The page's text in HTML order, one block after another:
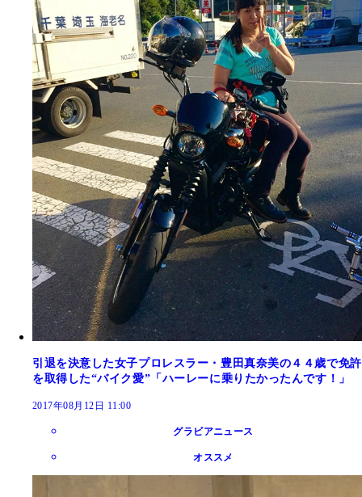
引退を決意した女子プロレスラー・豊田真奈美の４４歳で免許
を取得した“バイク愛”「ハーレーに乗りたかったんです！」
2017年08月12日 11:00
グラビアニュース
オススメ